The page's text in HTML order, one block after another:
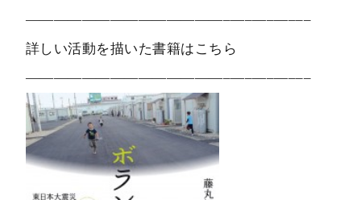
——————————————–—–—–—–––
詳しい活動を描いた書籍はこちら
——————————————–—–—–—–––